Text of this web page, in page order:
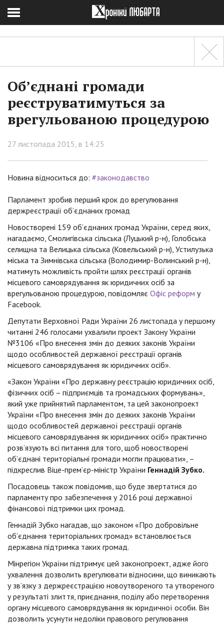
Об’єднані громади
реєструватимуться за
врегульованою процедурою
27 листопада 2015, в 14:25
Новина відноситься до: #законодавство
Парламент зробив перший крок до врегулювання
держреєстрації об’єднаних громад
Новостворені 159 об’єднаних громад України, серед яких,
нагадаємо, Смолигівська сільська (Луцький р-н), Голобська
селищна та Велицька сільська (Ковельський р-н), Устилузька
міська та Зимнівська сільська (Володимир-Волинський р-н),
матимуть можливість пройти шлях реєстрації органів
місцевого самоврядування як юридичних осіб за
врегульованою процедурою, повідомляє Офіс реформ у
Facebook.
Депутати Верховної Ради України 26 листопада у першому
читанні 246 голосами ухвалили проект Закону України
№3106 «Про внесення змін до деяких законів України
щодо особливостей державної реєстрації органів
місцевого самоврядування як юридичних осіб».
«Закон України «Про державну реєстрацію юридичних осіб,
фізичних осіб – підприємців та громадських формувань»,
який уже прийнятий парламентом, та цей законопроект
України «Про внесення змін до деяких законів України
щодо особливостей державної реєстрації органів
місцевого самоврядування як юридичних осіб» практично
розв’язують всі питання для того, щоб новостворені
об’єднані територіальні громади могли працювати», –
підкреслив Віце-прем’єр-міністр України Геннадій Зубко.
Посадовець також повідомив, що буде звертатися до
парламенту про забезпечення у 2016 році державної
фінансової підтримки цих громад.
Геннадій Зубко нагадав, що законом «Про добровільне
об’єднання територіальних громад» встановлюється
державна підтримка таких громад.
Мінрегіон України підтримує цей законопроект, адже його
ухвалення дозволить врегулювати відносини, що виникають
у зв’язку з держреєстрацією новоутвореного та утвореного
у результаті злиття, приєднання, поділу або перетворення
органу місцевого самоврядування як юридичної особи. Він
дозволить усунути недоліки правового регулювання